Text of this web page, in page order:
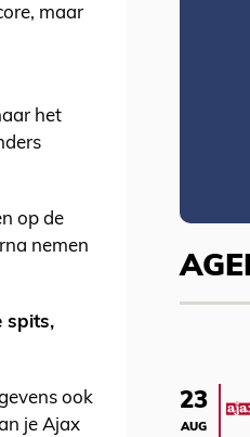
maar
het
op de
nemen
spits,
ook
je Ajax
23
AUG